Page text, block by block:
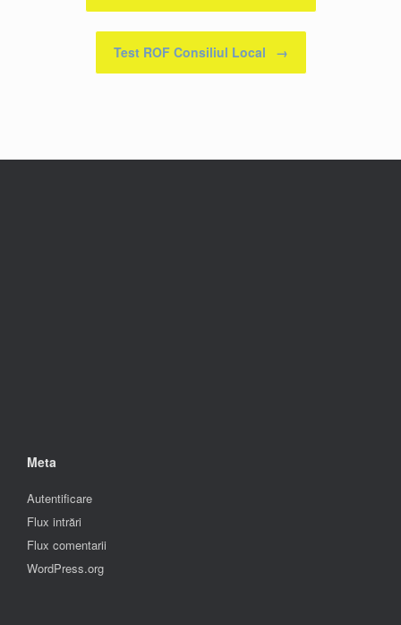
Test ROF Consiliul Local →
Meta
Autentificare
Flux intrări
Flux comentarii
WordPress.org